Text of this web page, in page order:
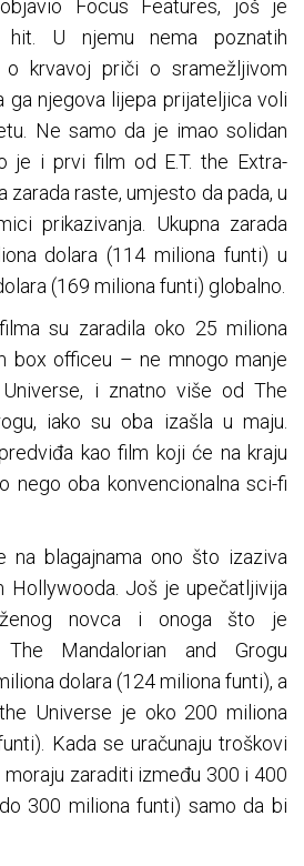
Focus Features, još je
hit. U njemu nema poznatih
krvavoj priči o sramežljivom
ga njegova lijepa prijateljica voli
Ne samo da je imao solidan
je i prvi film od E.T. the Extra-
zarada raste, umjesto da pada, u
prikazivanja. Ukupna zarada
dolara (114 miliona funti) u
(169 miliona funti) globalno.
su zaradila oko 25 miliona
box officeu – ne mnogo manje
i znatno više od The
iako su oba izašla u maju.
kao film koji će na kraju
nego oba konvencionalna sci-fi
na blagajnama ono što izaziva
Hollywooda. Još je upečatljivija
novca i onoga što je
The Mandalorian and Grogu
dolara (124 miliona funti), a
Universe je oko 200 miliona
Kada se uračunaju troškovi
zaraditi između 300 i 400
300 miliona funti) samo da bi